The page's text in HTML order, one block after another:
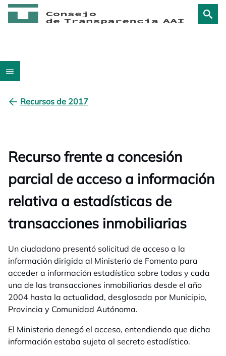
Recursos de 2017
Recurso frente a concesión
parcial de acceso a información
relativa a estadísticas de
transacciones inmobiliarias
Un ciudadano presentó solicitud de acceso a la
información dirigida al Ministerio de Fomento para
acceder a información estadística sobre todas y cada
una de las transacciones inmobiliarias desde el año
2004 hasta la actualidad, desglosada por Municipio,
Provincia y Comunidad Autónoma.
El Ministerio denegó el acceso, entendiendo que dicha
información estaba sujeta al secreto estadístico.